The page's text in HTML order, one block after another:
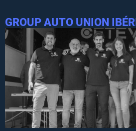
GROUP AUTO UNION